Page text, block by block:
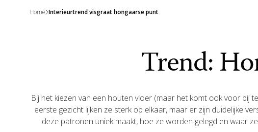
Home Interieurtrend visgraat hongaarse punt
Trend:
Bij het kiezen van een houten vloer (maar het komt ook voor bij
eerste gezicht lijken ze sterk op elkaar, maar er zijn duidelijke
deze patronen uniek maakt, hoe ze worden gelegd en waar